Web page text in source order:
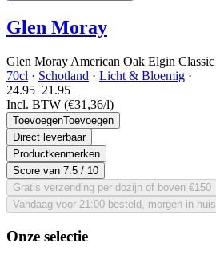
Glen Moray
Glen Moray American Oak Elgin Classic
70cl · Schotland · Licht & Bloemig ·
24.95 21.95
Incl. BTW (€31,36/l)
ToevoegenToevoegen
Direct leverbaar
Productkenmerken
Score van 7.5 / 10
Gratis verzending per dozijn of boven €150
Vandaag voor 21:00 besteld, morgen in huis
Onze selectie